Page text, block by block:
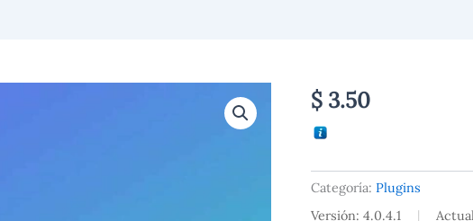
$ 3.50
Categoría:Plugins
Versión: 4.0.4.1
|
JetBooking
For
Elementor
cantidad